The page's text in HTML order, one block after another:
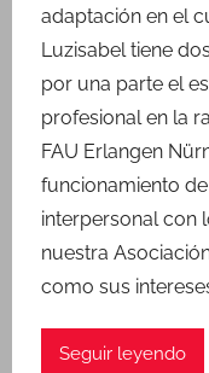
adaptación en el
Luzisabel tiene
por una parte el
profesional en la
FAU Erlangen
funcionamiento
interpersonal con
nuestra
como sus
Seguir leyendo